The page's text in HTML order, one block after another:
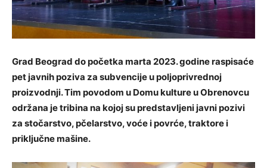
Grad Beograd do početka marta 2023. godine raspisaće
pet javnih poziva za subvencije u poljoprivrednoj
proizvodnji. Tim povodom u Domu kulture u Obrenovcu
održana je tribina na kojoj su predstavljeni javni pozivi
za stočarstvo, pčelarstvo, voće i povrće, traktore i
priključne mašine.